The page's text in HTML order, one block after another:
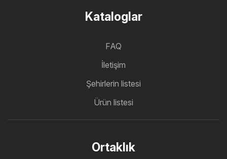
Kataloglar
FAQ
İletişim
Şehirlerin listesi
Ürün listesi
Ortaklık